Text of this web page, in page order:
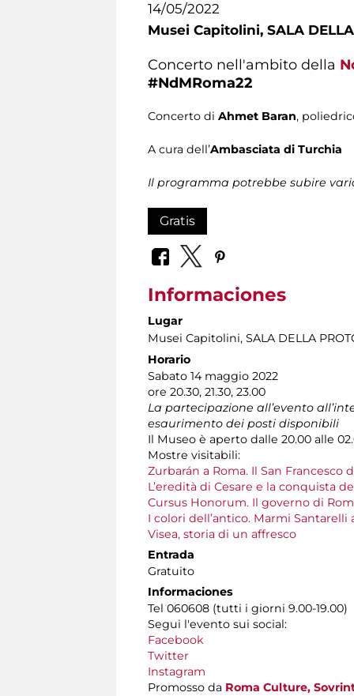
14/05/2022
Musei Capitolini, SALA
Concerto nell'ambito della
#NdMRoma22
Concerto di Ahmet Baran,
A cura dell’Ambasciata di Turchia
Il programma potrebbe subire
Gratis
Informaciones
Lugar
Musei Capitolini, SALA DELLA
Horario
Sabato 14 maggio 2022
ore 20.30, 21.30, 23.00
La partecipazione all’evento
esaurimento dei posti disponibili
Il Museo è aperto dalle 20.00 alle
Mostre visitabili:
Zurbarán a Roma. Il San Francesco
L’eredità di Cesare e la conquista
Cursus Honorum. Il governo di
I colori dell’antico. Marmi Santarelli
Visea, storia di un affresco
Entrada
Gratuito
Informaciones
Tel 060608 (tutti i giorni 9.00-19.00)
Segui l'evento sui social:
Facebook
Twitter
Instagram
Promosso da Roma Culture,